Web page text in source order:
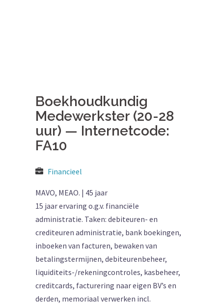
Boekhoudkundig
Medewerkster (20-28
uur) — Internetcode:
FA10
Financieel
MAVO, MEAO. | 45 jaar
15 jaar ervaring o.g.v. financiële
administratie. Taken: debiteuren- en
crediteuren administratie, bank boekingen,
inboeken van facturen, bewaken van
betalingstermijnen, debiteurenbeheer,
liquiditeits-/rekeningcontroles, kasbeheer,
creditcards, facturering naar eigen BV’s en
derden, memoriaal verwerken incl.